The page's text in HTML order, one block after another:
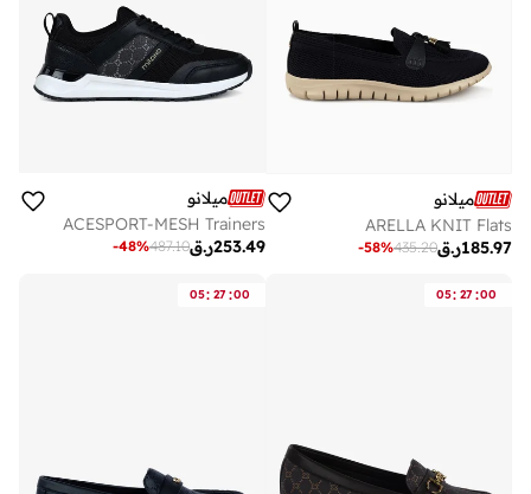
ميلانو
ARELLA KNIT Flats
ر.ق185.97
435.20
-58%
ميلانو
ACESPORT-MESH Trainers
ر.ق253.49
487.10
-48%
05: 27 :00
05: 27 :00